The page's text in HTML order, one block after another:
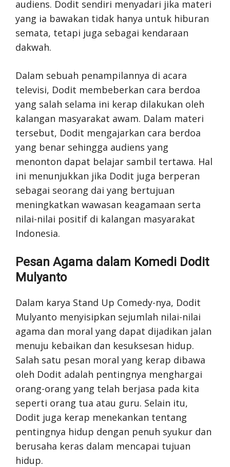
audiens. Dodit sendiri menyadari jika materi
yang ia bawakan tidak hanya untuk hiburan
semata, tetapi juga sebagai kendaraan
dakwah.
Dalam sebuah penampilannya di acara
televisi, Dodit membeberkan cara berdoa
yang salah selama ini kerap dilakukan oleh
kalangan masyarakat awam. Dalam materi
tersebut, Dodit mengajarkan cara berdoa
yang benar sehingga audiens yang
menonton dapat belajar sambil tertawa. Hal
ini menunjukkan jika Dodit juga berperan
sebagai seorang dai yang bertujuan
meningkatkan wawasan keagamaan serta
nilai-nilai positif di kalangan masyarakat
Indonesia.
Pesan Agama dalam Komedi Dodit
Mulyanto
Dalam karya Stand Up Comedy-nya, Dodit
Mulyanto menyisipkan sejumlah nilai-nilai
agama dan moral yang dapat dijadikan jalan
menuju kebaikan dan kesuksesan hidup.
Salah satu pesan moral yang kerap dibawa
oleh Dodit adalah pentingnya menghargai
orang-orang yang telah berjasa pada kita
seperti orang tua atau guru. Selain itu,
Dodit juga kerap menekankan tentang
pentingnya hidup dengan penuh syukur dan
berusaha keras dalam mencapai tujuan
hidup.